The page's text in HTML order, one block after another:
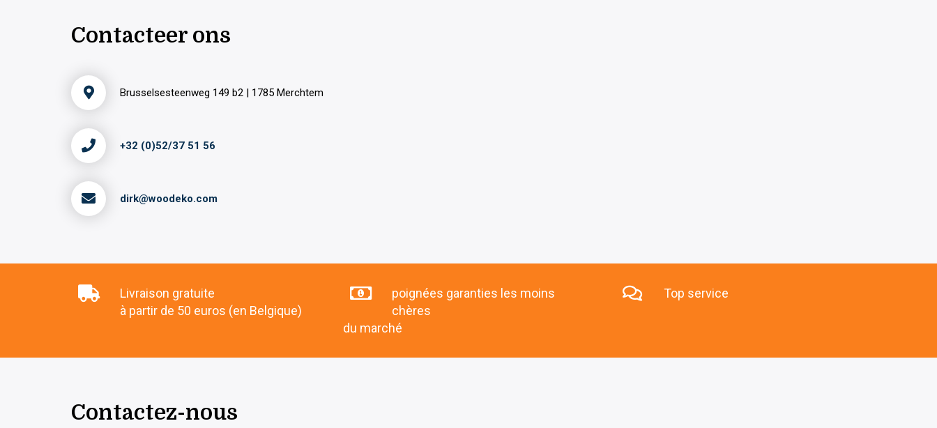
Contacteer ons
Brusselsesteenweg 149 b2 | 1785 Merchtem
+32 (0)52/37 51 56
dirk@woodeko.com
Livraison gratuite
à partir de 50 euros (en Belgique)
poignées garanties les moins
chères
du marché
Top service
Contactez-nous